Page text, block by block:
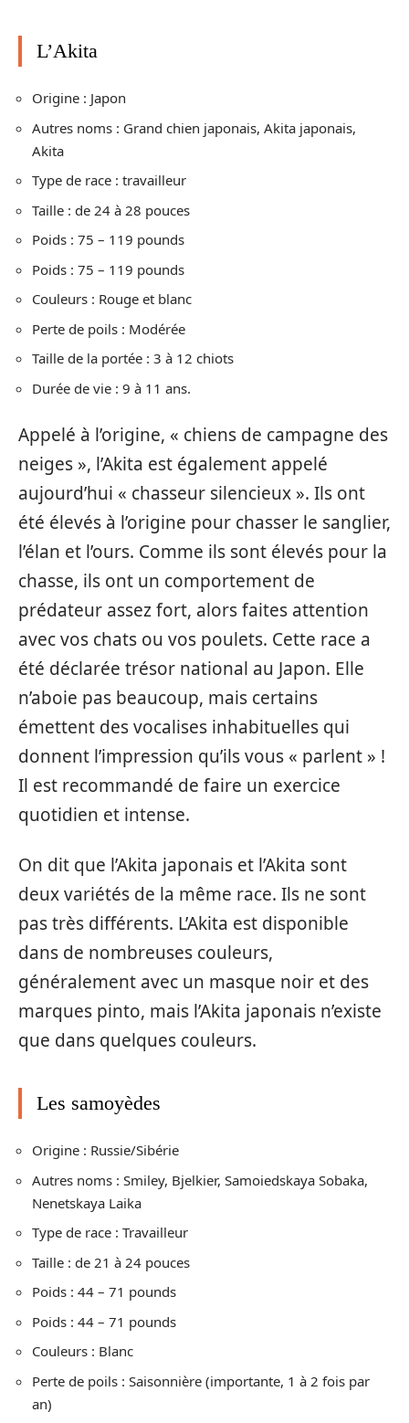
L’Akita
Origine : Japon
Autres noms : Grand chien japonais, Akita japonais,
Akita
Type de race : travailleur
Taille : de 24 à 28 pouces
Poids : 75 – 119 pounds
Poids : 75 – 119 pounds
Couleurs : Rouge et blanc
Perte de poils : Modérée
Taille de la portée : 3 à 12 chiots
Durée de vie : 9 à 11 ans.
Appelé à l’origine, « chiens de campagne des
neiges », l’Akita est également appelé
aujourd’hui « chasseur silencieux ». Ils ont
été élevés à l’origine pour chasser le sanglier,
l’élan et l’ours. Comme ils sont élevés pour la
chasse, ils ont un comportement de
prédateur assez fort, alors faites attention
avec vos chats ou vos poulets. Cette race a
été déclarée trésor national au Japon. Elle
n’aboie pas beaucoup, mais certains
émettent des vocalises inhabituelles qui
donnent l’impression qu’ils vous « parlent » !
Il est recommandé de faire un exercice
quotidien et intense.
On dit que l’Akita japonais et l’Akita sont
deux variétés de la même race. Ils ne sont
pas très différents. L’Akita est disponible
dans de nombreuses couleurs,
généralement avec un masque noir et des
marques pinto, mais l’Akita japonais n’existe
que dans quelques couleurs.
Les samoyèdes
Origine : Russie/Sibérie
Autres noms : Smiley, Bjelkier, Samoiedskaya Sobaka,
Nenetskaya Laika
Type de race : Travailleur
Taille : de 21 à 24 pouces
Poids : 44 – 71 pounds
Poids : 44 – 71 pounds
Couleurs : Blanc
Perte de poils : Saisonnière (importante, 1 à 2 fois par
an)